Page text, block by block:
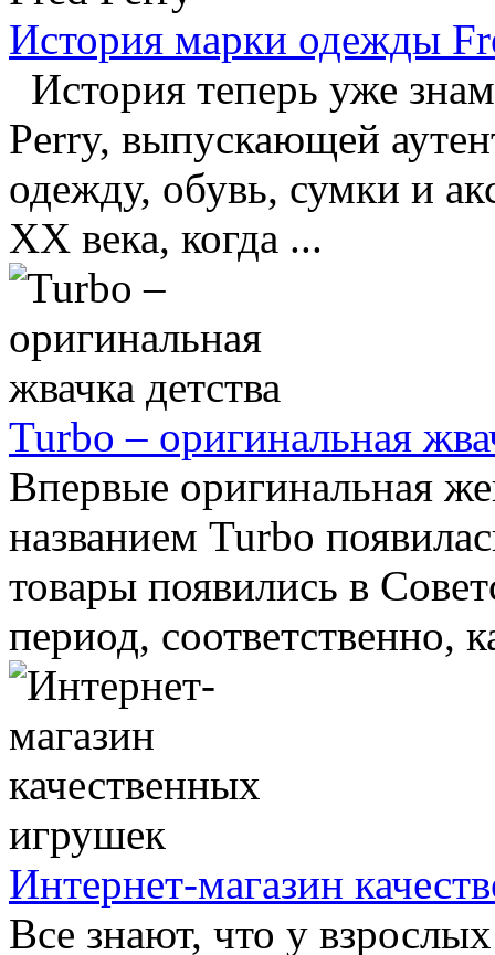
История марки одежды
История теперь уже
Perry, выпускающей
одежду, обувь, сумки и
XX века, когда ...
Turbo – оригинальная
Впервые оригинальная
названием Turbo
товары появились в
период, соответственно,
Интернет-магазин
Все знают, что у